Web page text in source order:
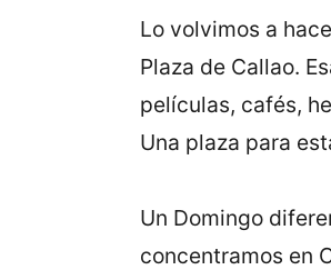
Lo volvimos a
Plaza de Callao.
películas, cafés,
Una plaza para
Un Domingo
concentramos en